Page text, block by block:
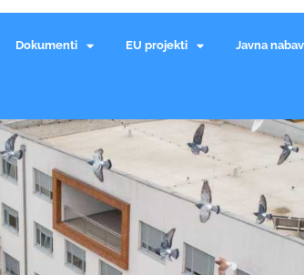
Dokumenti EU projekti Javna